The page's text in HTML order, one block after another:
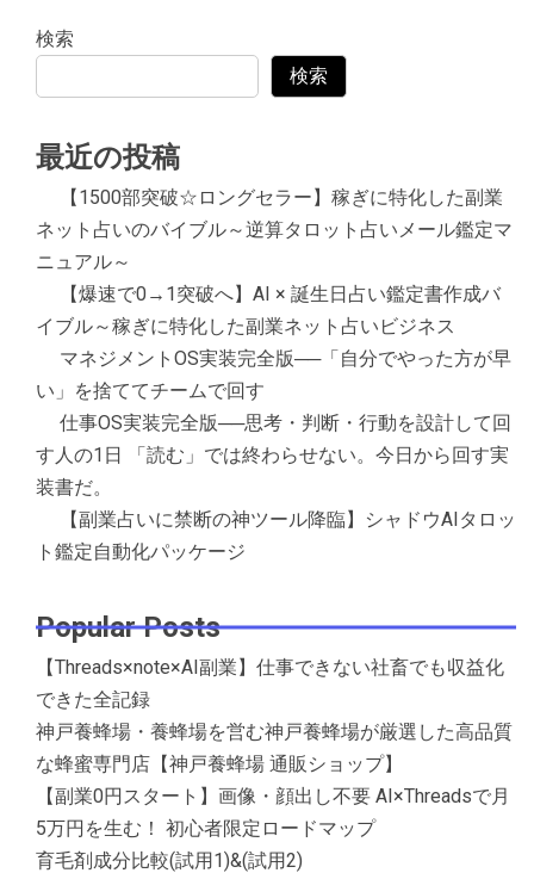
検索
検索
最近の投稿
【1500部突破☆ロングセラー】稼ぎに特化した副業
ネット占いのバイブル～逆算タロット占いメール鑑定マ
ニュアル～
【爆速で0→1突破へ】AI × 誕生日占い鑑定書作成バ
イブル～稼ぎに特化した副業ネット占いビジネス
マネジメントOS実装完全版──「自分でやった方が早
い」を捨ててチームで回す
仕事OS実装完全版──思考・判断・行動を設計して回
す人の1日 「読む」では終わらせない。今日から回す実
装書だ。
【副業占いに禁断の神ツール降臨】シャドウAIタロッ
ト鑑定自動化パッケージ
Popular Posts
【Threads×note×AI副業】仕事できない社畜でも収益化
できた全記録
神戸養蜂場・養蜂場を営む神戸養蜂場が厳選した高品質
な蜂蜜専門店【神戸養蜂場 通販ショップ】
【副業0円スタート】画像・顔出し不要 AI×Threadsで月
5万円を生む！ 初心者限定ロードマップ
育毛剤成分比較(試用1)&(試用2)